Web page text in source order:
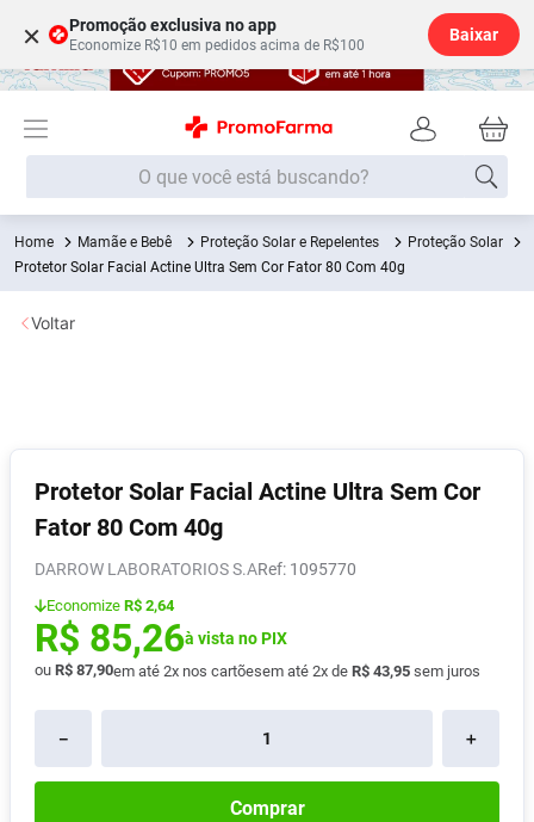
× Promoção exclusiva no app
Economize R$10 em pedidos acima de R$100
Baixar
O que você está buscando?
Mamãe e Bebê Proteção Solar e Repelentes
Proteção Solar
Protetor Solar Facial Actine Ultra Sem Cor Fator 80 Com 40g
Protetor Solar Facial Actine Ultra Sem Cor
Fator 80 Com 40g
DARROW LABORATORIOS S.A : 1095770
Economize R$ 2,64
R$ 85,26à vista no PIX
ou R$ 87,90em até 2x nos cartõesem até 2x de R$ 43,95 sem juros
＋
－
Comprar
Voltar
Termos mais buscados
1º Fralda
2
5º Fralda G
6º Shampoo
7º Desodorante
8º Absorvente
9º Vitamina D
10 º Lavitan